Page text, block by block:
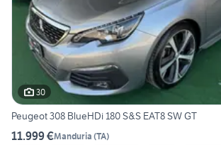
30
Peugeot 308 BlueHDi 180 S&S EAT8 SW GT
11.999 €Manduria (TA)